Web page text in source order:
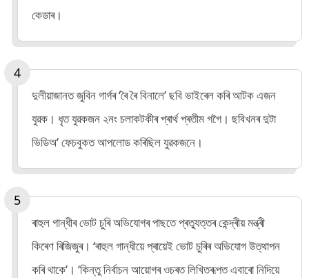
কেডাৰ।
দুলীয়াজানত জুবিন গাৰ্গৰ ‘ৰৈ ৰৈ বিনালে’ ছবি ভাইৰেল কৰি আটক এজন
যুৱক। ধৃত যুৱকজন ২নং চলাকটকীৰ প্ৰাৰ্থ প্ৰতীম গগৈ। ছবিখনৰ দুটা
ভিডিঅ’ ফেচবুকত আপলোড কৰিছিল যুৱকজনে।
ৰাহুল গান্ধীৰ ভোট চুৰি অভিযোগৰ পাছতে প্ৰত্যুত্তৰ কেন্দ্ৰীয় মন্ত্ৰী
কিৰেণ ৰিজিজুৰ। ‘ৰাহুল গান্ধীয়ে প্ৰায়েই ভোট চুৰিৰ অভিযোগ উত্থাপন
কৰি থাকে’। ‘কিন্তু নিৰ্বাচন আয়োগৰ ওচৰত লিখিতৰূপত এবাৰো নিদিয়ে